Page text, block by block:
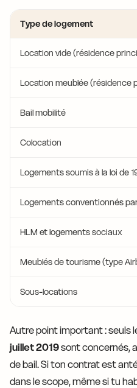
Type de logement
Location vide (résidence
Location meublée (résidence
Bail mobilité
Colocation
Logements soumis à la loi de
Logements conventionnés
HLM et logements sociaux
Meublés de tourisme (type
Sous-locations
Autre point important : seuls
juillet 2019sont concernés,
de bail. Si ton contrat est
dans le scope, même si tu